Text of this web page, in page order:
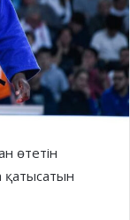
өтетін
қатысатын